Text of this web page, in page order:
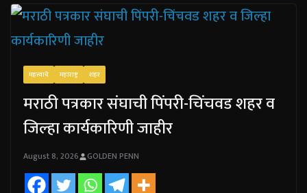
महत्त्वाचे महाराष्ट्र शहर
मराठी पत्रकार संघाची पिंपरी-चिंचवड शहर व
जिल्हा कार्यकारिणी जाहीर
August 8, 2026 GOLDEN PENN